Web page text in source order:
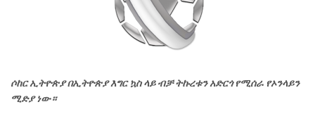
ሶከር ኢትዮጵያ በኢትዮጵያ እግር ኳስ ላይ ብቻ ትኩረቱን አድርጎ የሚሰራ የኦንላይን
ሚድያ ነው።